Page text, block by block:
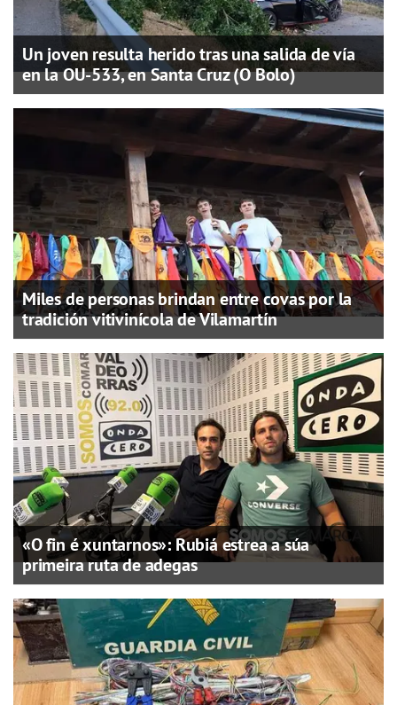
Un joven resulta herido tras una salida de vía
en la OU-533, en Santa Cruz (O Bolo)
Miles de personas brindan entre covas por la
tradición vitivinícola de Vilamartín
«O fin é xuntarnos»: Rubiá estrea a súa
primeira ruta de adegas